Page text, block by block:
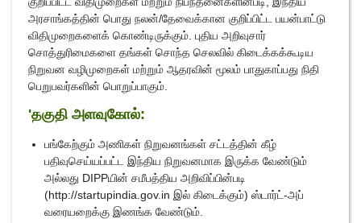
அரசாங்கத்தின் பொது நலன்/தேவைக்கான குறிப்பிட்ட பயன்பாட்டு
விதிமுறைகளைக் கொண்டிருக்கும். புதிய அறிவுசார்
சொத்துரிமைகளை தங்கள் சொந்த செலவில் கிடைக்கக்கூடிய
நிறுவன வழிமுறைகள் மற்றும் ஆதரவின் மூலம் பாதுகாப்பது நிதி
பெறுபவர்களின் பொறுப்பாகும்.
'தகுதி அளவுகோல்:
பங்கேற்கும் அணிகள் நிறுவனங்கள் சட்டத்தின் கீழ்
பதிவுசெய்யப்பட்ட இந்திய நிறுவனமாக இருக்க வேண்டும்
அல்லது DIPPயின் சமீபத்திய அறிவிப்பின்படி
(http://startupindia.gov.in இல் கிடைக்கும்) ஸ்டார்ட்-அப்
வரையறைக்கு இணங்க வேண்டும்.